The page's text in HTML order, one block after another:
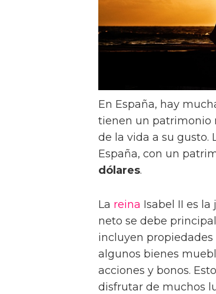
En España, hay
tienen un patrimonio
de la vida a su gusto.
España, con un
dólares.
La reina Isabel II es
neto se debe
incluyen propiedades
algunos bienes
acciones y bonos.
disfrutar de muchos